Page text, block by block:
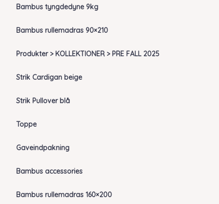
Bambus tyngdedyne 9kg
Bambus rullemadras 90×210
Produkter > KOLLEKTIONER > PRE FALL 2025
Strik Cardigan beige
Strik Pullover blå
Toppe
Gaveindpakning
Bambus accessories
Bambus rullemadras 160×200